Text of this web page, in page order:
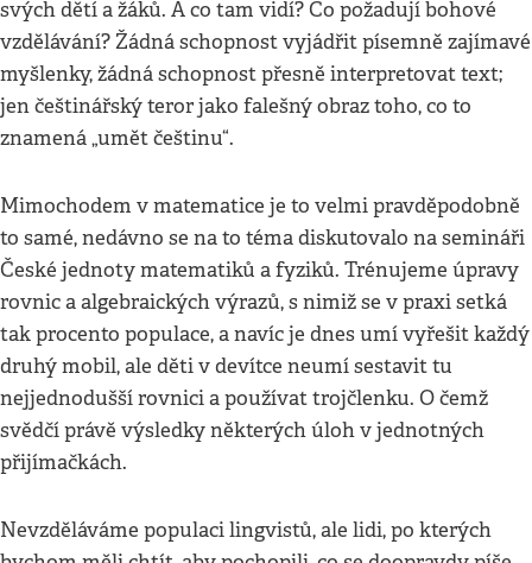
svých dětí a žáků. A co tam vidí? Co požadují bohové
vzdělávání? Žádná schopnost vyjádřit písemně zajímavé
myšlenky, žádná schopnost přesně interpretovat text;
jen češtinářský teror jako falešný obraz toho, co to
znamená „umět češtinu“.
Mimochodem v matematice je to velmi pravděpodobně
to samé, nedávno se na to téma diskutovalo na semináři
České jednoty matematiků a fyziků. Trénujeme úpravy
rovnic a algebraických výrazů, s nimiž se v praxi setká
tak procento populace, a navíc je dnes umí vyřešit každý
druhý mobil, ale děti v devítce neumí sestavit tu
nejjednodušší rovnici a používat trojčlenku. O čemž
svědčí právě výsledky některých úloh v jednotných
přijímačkách.
Nevzděláváme populaci lingvistů, ale lidi, po kterých